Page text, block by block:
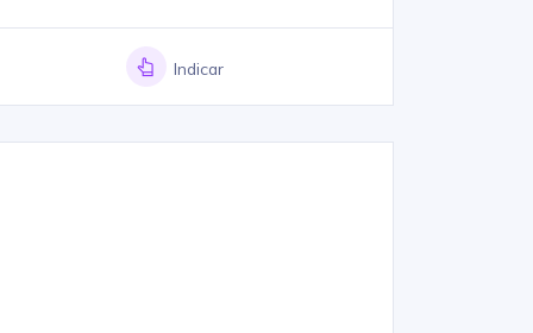
Indicar